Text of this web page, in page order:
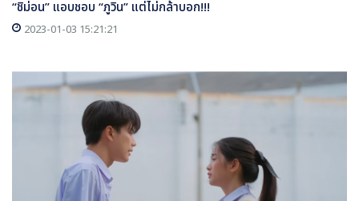
“ชิม่อน” แอบชอบ “ภูวิน” แต่ไม่กล้าบอก!!!
2023-01-03 15:21:21